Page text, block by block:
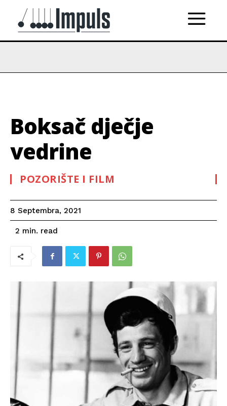
Boksač dječje
vedrine
POZORIŠTE I FILM
8 Septembra, 2021
2 min. read